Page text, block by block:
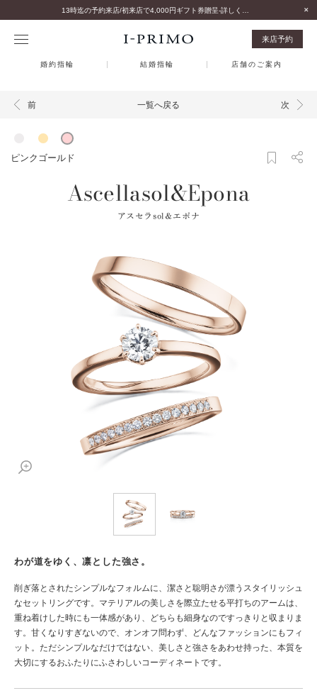
来店予約
婚約指輪 結婚指輪 店舗のご案内
前 一覧へ戻る 次
ピンクゴールド
Ascellasol&Epona
アスセラsol＆エポナ
わが道をゆく、凛とした強さ。
削ぎ落とされたシンプルなフォルムに、潔さと聡明さが漂うスタイリッシュ
なセットリングです。マテリアルの美しさを際立たせる平打ちのアームは、
重ね着けした時にも一体感があり、どちらも細身なのですっきりと収まりま
す。甘くなりすぎないので、オンオフ問わず、どんなファッションにもフィ
ット。ただシンプルなだけではない、美しさと強さをあわせ持った、本質を
大切にするおふたりにふさわしいコーディネートです。